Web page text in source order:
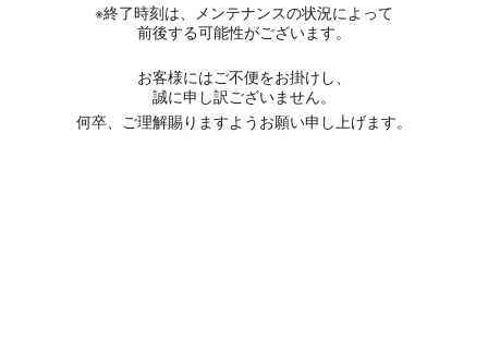
※終了時刻は、メンテナンスの状況によって
前後する可能性がございます。
お客様にはご不便をお掛けし、
誠に申し訳ございません。
何卒、ご理解賜りますようお願い申し上げます。